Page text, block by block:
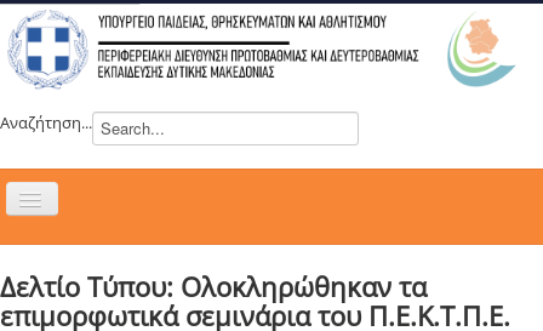
Αναζήτηση...
Εναλλαγή
ΝΕΑ
Δελτίο Τύπου: Ολοκληρώθηκαν τα
επιμορφωτικά σεμινάρια του Π.Ε.Κ.Τ.Π.Ε.